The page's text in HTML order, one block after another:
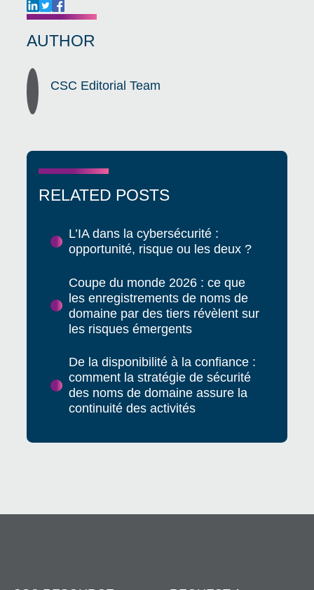
AUTHOR
CSC Editorial Team
RELATED POSTS
L’IA dans la cybersécurité :
opportunité, risque ou les deux ?
Coupe du monde 2026 : ce que
les enregistrements de noms de
domaine par des tiers révèlent sur
les risques émergents
De la disponibilité à la confiance :
comment la stratégie de sécurité
des noms de domaine assure la
continuité des activités